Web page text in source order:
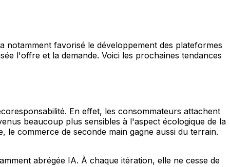
notamment favorisé le développement des plateformes
l'offre et la demande. Voici les prochaines tendances
En effet, les consommateurs attachent
beaucoup plus sensibles à l'aspect écologique de la
commerce de seconde main gagne aussi du terrain.
abrégée IA. À chaque itération, elle ne cesse de